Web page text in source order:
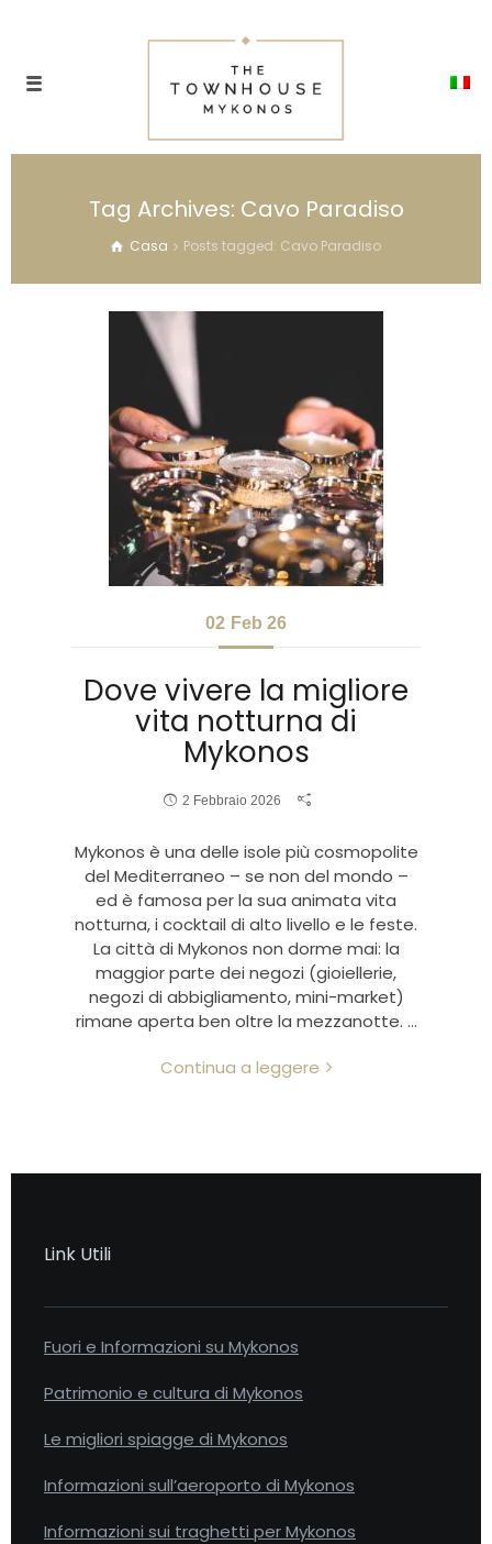
Tag Archives: Cavo Paradiso
Casa Posts tagged: Cavo Paradiso
02 Feb 26
Dove vivere la migliore
vita notturna di
Mykonos
2 Febbraio 2026
Mykonos è una delle isole più cosmopolite
del Mediterraneo – se non del mondo –
ed è famosa per la sua animata vita
notturna, i cocktail di alto livello e le feste.
La città di Mykonos non dorme mai: la
maggior parte dei negozi (gioiellerie,
negozi di abbigliamento, mini-market)
rimane aperta ben oltre la mezzanotte. …
Continua a leggere
Link Utili
Fuori e Informazioni su Mykonos
Patrimonio e cultura di Mykonos
Le migliori spiagge di Mykonos
Informazioni sull’aeroporto di Mykonos
Informazioni sui traghetti per Mykonos